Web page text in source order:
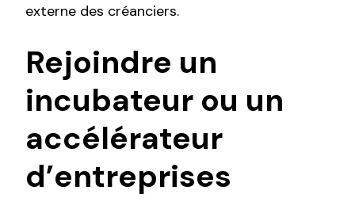
externe des créanciers.
Rejoindre un
incubateur ou un
accélérateur
d’entreprises